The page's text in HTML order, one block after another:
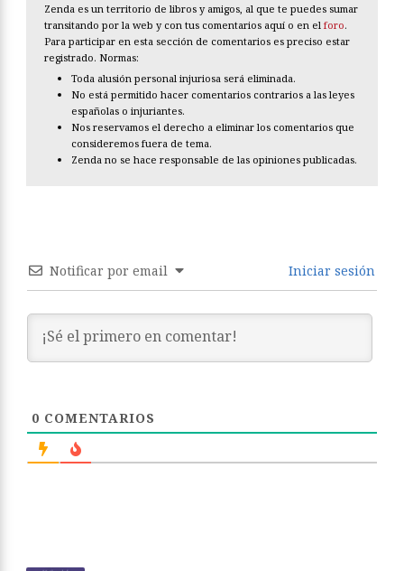
Zenda es un territorio de libros y amigos, al que te puedes sumar
transitando por la web y con tus comentarios aquí o en el foro.
Para participar en esta sección de comentarios es preciso estar
registrado. Normas:
Toda alusión personal injuriosa será eliminada.
No está permitido hacer comentarios contrarios a las leyes
españolas o injuriantes.
Nos reservamos el derecho a eliminar los comentarios que
consideremos fuera de tema.
Zenda no se hace responsable de las opiniones publicadas.
Notificar por email Iniciar sesión
0 COMENTARIOS